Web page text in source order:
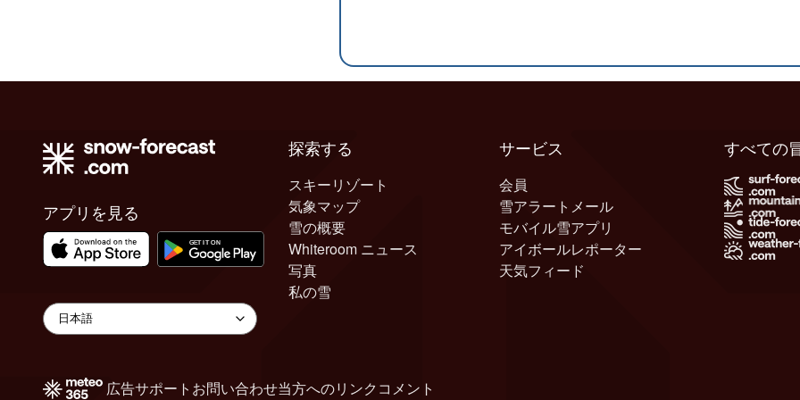
アプリを見る
探索する
スキーリゾート
気象マップ
雪の概要
Whiteroom ニュース
写真
私の雪
サービス
会員
雪アラートメール
モバイル雪アプリ
アイボールレポーター
天気フィード
すべて
広告サポート お問い合わせ当方へのリンク コメント